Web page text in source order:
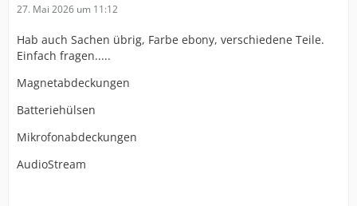
27. Mai 2026 um 11:12
Hab auch Sachen übrig, Farbe ebony, verschiedene Teile.
Einfach fragen.....
Magnetabdeckungen
Batteriehülsen
Mikrofonabdeckungen
AudioStream